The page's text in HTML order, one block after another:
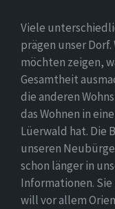
Viele
prägen unser
möchten zeigen,
Gesamtheit
die anderen
das Wohnen in
Lüerwald hat. Die
unseren
schon länger in
Informationen.
will vor allem